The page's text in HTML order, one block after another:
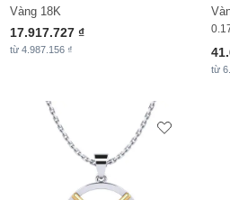
Vàng 18K
17.917.727 ₫
từ 4.987.156 ₫
từ